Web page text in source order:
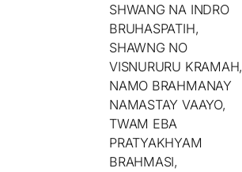
SHWANG NA INDRO
BRUHASPATIH,
SHAWNG NO
VISNURURU KRAMAH,
NAMO BRAHMANAY
NAMASTAY VAAYO,
TWAM EBA
PRATYAKHYAM
BRAHMASI,